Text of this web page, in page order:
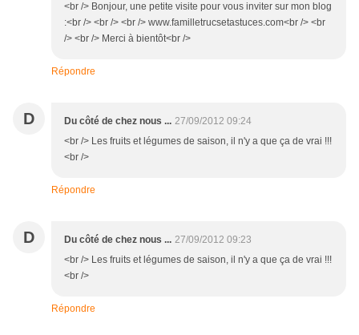
<br /> Bonjour, une petite visite pour vous inviter sur mon blog
:<br /> <br /> <br /> www.familletrucsetastuces.com<br /> <br
/> <br /> Merci à bientôt<br />
Répondre
D Du côté de chez nous ... 27/09/2012 09:24
<br /> Les fruits et légumes de saison, il n'y a que ça de vrai !!!
<br />
Répondre
D Du côté de chez nous ... 27/09/2012 09:23
<br /> Les fruits et légumes de saison, il n'y a que ça de vrai !!!
<br />
Répondre